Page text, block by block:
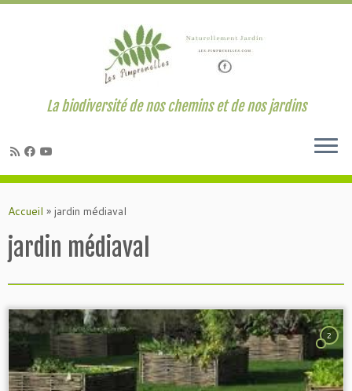
au
La biodiversité de nos chemins et de nos jardins
Accueil » jardin médiaval
jardin médiaval
2